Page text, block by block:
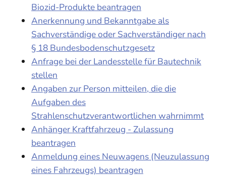
Biozid-Produkte beantragen
Anerkennung und Bekanntgabe als
Sachverständige oder Sachverständiger nach
§ 18 Bundesbodenschutzgesetz
Anfrage bei der Landesstelle für Bautechnik
stellen
Angaben zur Person mitteilen, die die
Aufgaben des
Strahlenschutzverantwortlichen wahrnimmt
Anhänger Kraftfahrzeug - Zulassung
beantragen
Anmeldung eines Neuwagens (Neuzulassung
eines Fahrzeugs) beantragen